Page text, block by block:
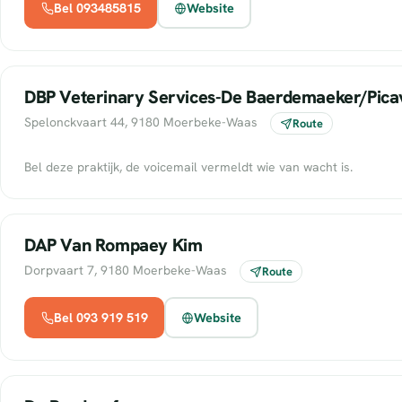
Bel 093485815 Website
DBP Veterinary Services-De Baerdemaeker/
Spelonckvaart 44, 9180 Moerbeke-Waas Route
Bel deze praktijk, de voicemail vermeldt wie van wacht is.
DAP Van Rompaey Kim
Dorpvaart 7, 9180 Moerbeke-Waas Route
Bel 093 919 519 Website